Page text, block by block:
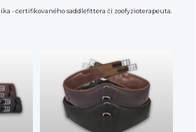
- certifikovaného saddlefittera či zoofyzioterapeuta.